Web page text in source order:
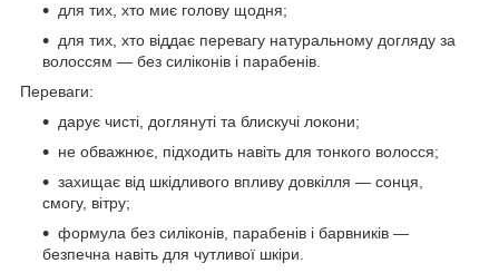
для тих, хто миє голову щодня;
для тих, хто віддає перевагу натуральному догляду за
волоссям — без силіконів і парабенів.
Переваги:
дарує чисті, доглянуті та блискучі локони;
не обважнює, підходить навіть для тонкого волосся;
захищає від шкідливого впливу довкілля — сонця,
смогу, вітру;
формула без силіконів, парабенів і барвників —
безпечна навіть для чутливої шкіри.